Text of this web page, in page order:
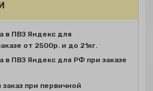
в ПВЗ Яндекс для
от 2500р. и до 21кг.
в ПВЗ Яндекс для РФ при заказе
при первичной